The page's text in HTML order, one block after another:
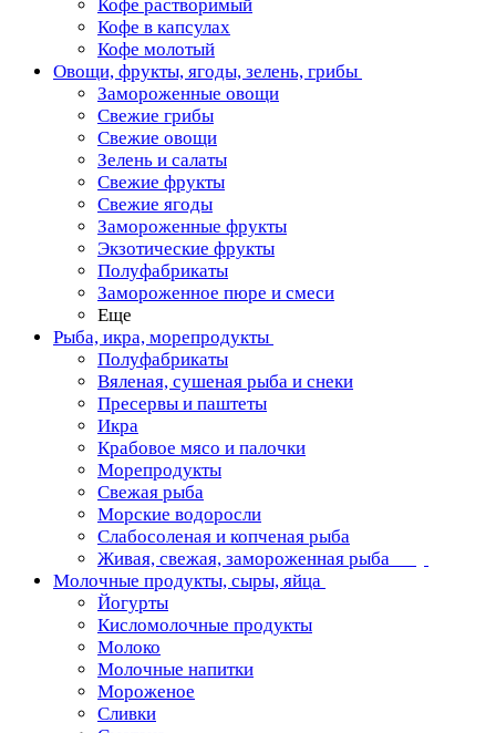
Кофе растворимый
Кофе в капсулах
Кофе молотый
Овощи, фрукты, ягоды, зелень, грибы
Замороженные овощи
Свежие грибы
Свежие овощи
Зелень и салаты
Свежие фрукты
Свежие ягоды
Замороженные фрукты
Экзотические фрукты
Полуфабрикаты
Замороженное пюре и смеси
Еще
Рыба, икра, морепродукты
Полуфабрикаты
Вяленая, сушеная рыба и снеки
Пресервы и паштеты
Икра
Крабовое мясо и палочки
Морепродукты
Свежая рыба
Морские водоросли
Слабосоленая и копченая рыба
Живая, свежая, замороженная рыба
Молочные продукты, сыры, яйца
Йогурты
Кисломолочные продукты
Молоко
Молочные напитки
Мороженое
Сливки